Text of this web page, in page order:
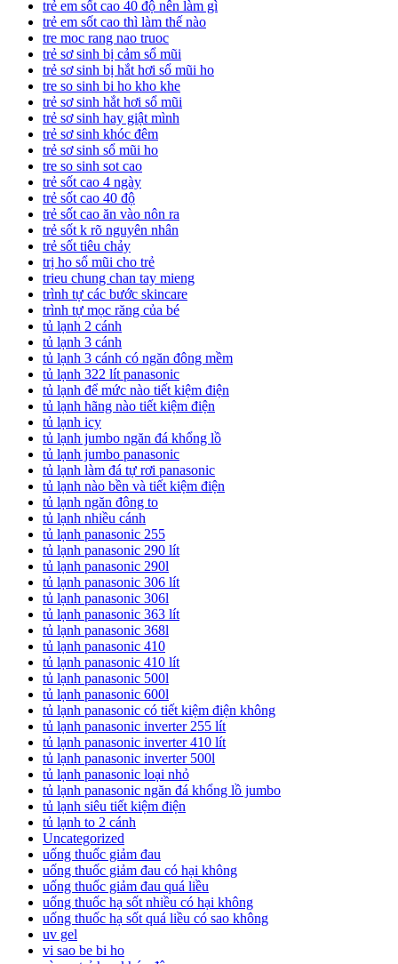
trẻ em sốt cao 40 độ nên làm gì
trẻ em sốt cao thì làm thế nào
tre moc rang nao truoc
trẻ sơ sinh bị cảm sổ mũi
trẻ sơ sinh bị hắt hơi sổ mũi ho
tre so sinh bi ho kho khe
trẻ sơ sinh hắt hơi sổ mũi
trẻ sơ sinh hay giật mình
trẻ sơ sinh khóc đêm
trẻ sơ sinh sổ mũi ho
tre so sinh sot cao
trẻ sốt cao 4 ngày
trẻ sốt cao 40 độ
trẻ sốt cao ăn vào nôn ra
trẻ sốt k rõ nguyên nhân
trẻ sốt tiêu chảy
trị ho sổ mũi cho trẻ
trieu chung chan tay mieng
trình tự các bước skincare
trình tự mọc răng của bé
tủ lạnh 2 cánh
tủ lạnh 3 cánh
tủ lạnh 3 cánh có ngăn đông mềm
tủ lạnh 322 lít panasonic
tủ lạnh để mức nào tiết kiệm điện
tủ lạnh hãng nào tiết kiệm điện
tủ lạnh icy
tủ lạnh jumbo ngăn đá khổng lồ
tủ lạnh jumbo panasonic
tủ lạnh làm đá tự rơi panasonic
tủ lạnh nào bền và tiết kiệm điện
tủ lạnh ngăn đông to
tủ lạnh nhiều cánh
tủ lạnh panasonic 255
tủ lạnh panasonic 290 lít
tủ lạnh panasonic 290l
tủ lạnh panasonic 306 lít
tủ lạnh panasonic 306l
tủ lạnh panasonic 363 lít
tủ lạnh panasonic 368l
tủ lạnh panasonic 410
tủ lạnh panasonic 410 lít
tủ lạnh panasonic 500l
tủ lạnh panasonic 600l
tủ lạnh panasonic có tiết kiệm điện không
tủ lạnh panasonic inverter 255 lít
tủ lạnh panasonic inverter 410 lít
tủ lạnh panasonic inverter 500l
tủ lạnh panasonic loại nhỏ
tủ lạnh panasonic ngăn đá khổng lồ jumbo
tủ lạnh siêu tiết kiệm điện
tủ lạnh to 2 cánh
Uncategorized
uống thuốc giảm đau
uống thuốc giảm đau có hại không
uống thuốc giảm đau quá liều
uống thuốc hạ sốt nhiều có hại không
uống thuốc hạ sốt quá liều có sao không
uv gel
vi sao be bi ho